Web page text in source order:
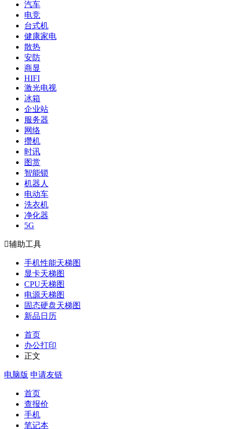
汽车
电竞
台式机
健康家电
散热
安防
商显
HIFI
激光电视
冰箱
企业站
服务器
网络
攒机
时讯
图赏
智能锁
机器人
电动车
洗衣机
净化器
5G
辅助工具
手机性能天梯图
显卡天梯图
CPU天梯图
电源天梯图
固态硬盘天梯图
新品日历
首页
办公打印
正文
电脑版 申请友链
首页
查报价
手机
笔记本